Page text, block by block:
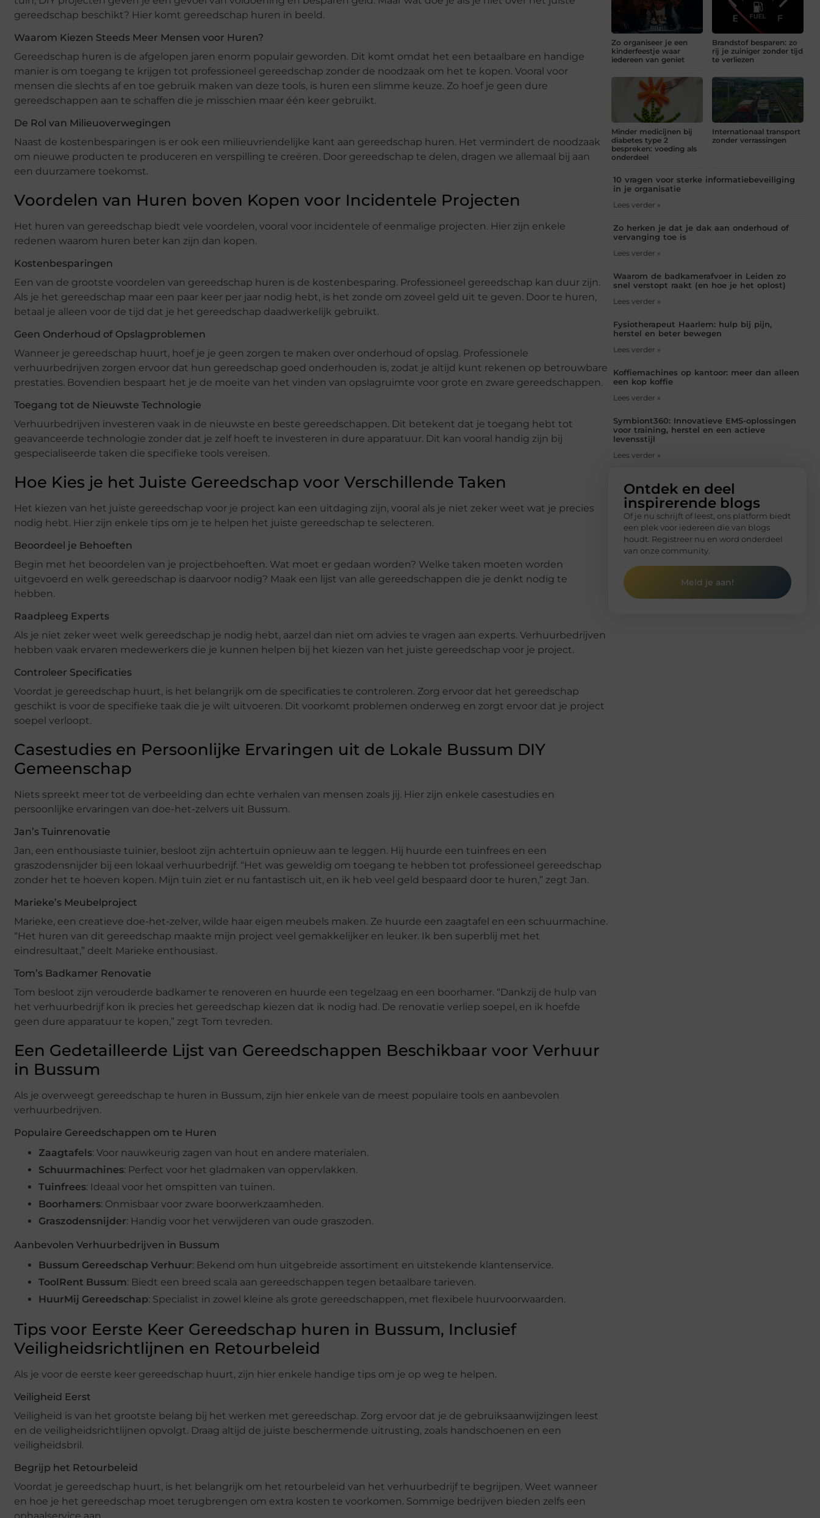
gereedschap beschikt? Hier komt gereedschap huren in beeld.
Waarom Kiezen Steeds Meer Mensen voor Huren?
Gereedschap huren is de afgelopen jaren enorm populair geworden. Dit komt omdat het een betaalbare en handige
manier is om toegang te krijgen tot professioneel gereedschap zonder de noodzaak om het te kopen. Vooral voor
mensen die slechts af en toe gebruik maken van deze tools, is huren een slimme keuze. Zo hoef je geen dure
gereedschappen aan te schaffen die je misschien maar één keer gebruikt.
De Rol van Milieuoverwegingen
Naast de kostenbesparingen is er ook een milieuvriendelijke kant aan gereedschap huren. Het vermindert de noodzaak
om nieuwe producten te produceren en verspilling te creëren. Door gereedschap te delen, dragen we allemaal bij aan
een duurzamere toekomst.
Voordelen van Huren boven Kopen voor Incidentele Projecten
Het huren van gereedschap biedt vele voordelen, vooral voor incidentele of eenmalige projecten. Hier zijn enkele
redenen waarom huren beter kan zijn dan kopen.
Kostenbesparingen
Een van de grootste voordelen van gereedschap huren is de kostenbesparing. Professioneel gereedschap kan duur zijn.
Als je het gereedschap maar een paar keer per jaar nodig hebt, is het zonde om zoveel geld uit te geven. Door te huren,
betaal je alleen voor de tijd dat je het gereedschap daadwerkelijk gebruikt.
Geen Onderhoud of Opslagproblemen
Wanneer je gereedschap huurt, hoef je je geen zorgen te maken over onderhoud of opslag. Professionele
verhuurbedrijven zorgen ervoor dat hun gereedschap goed onderhouden is, zodat je altijd kunt rekenen op betrouwbare
prestaties. Bovendien bespaart het je de moeite van het vinden van opslagruimte voor grote en zware gereedschappen.
Toegang tot de Nieuwste Technologie
Verhuurbedrijven investeren vaak in de nieuwste en beste gereedschappen. Dit betekent dat je toegang hebt tot
geavanceerde technologie zonder dat je zelf hoeft te investeren in dure apparatuur. Dit kan vooral handig zijn bij
gespecialiseerde taken die specifieke tools vereisen.
Hoe Kies je het Juiste Gereedschap voor Verschillende Taken
Het kiezen van het juiste gereedschap voor je project kan een uitdaging zijn, vooral als je niet zeker weet wat je precies
nodig hebt. Hier zijn enkele tips om je te helpen het juiste gereedschap te selecteren.
Beoordeel je Behoeften
Begin met het beoordelen van je projectbehoeften. Wat moet er gedaan worden? Welke taken moeten worden
uitgevoerd en welk gereedschap is daarvoor nodig? Maak een lijst van alle gereedschappen die je denkt nodig te
hebben.
Raadpleeg Experts
Als je niet zeker weet welk gereedschap je nodig hebt, aarzel dan niet om advies te vragen aan experts. Verhuurbedrijven
hebben vaak ervaren medewerkers die je kunnen helpen bij het kiezen van het juiste gereedschap voor je project.
Controleer Specificaties
Voordat je gereedschap huurt, is het belangrijk om de specificaties te controleren. Zorg ervoor dat het gereedschap
geschikt is voor de specifieke taak die je wilt uitvoeren. Dit voorkomt problemen onderweg en zorgt ervoor dat je project
soepel verloopt.
Casestudies en Persoonlijke Ervaringen uit de Lokale Bussum DIY
Gemeenschap
Niets spreekt meer tot de verbeelding dan echte verhalen van mensen zoals jij. Hier zijn enkele casestudies en
persoonlijke ervaringen van doe-het-zelvers uit Bussum.
Jan’s Tuinrenovatie
Jan, een enthousiaste tuinier, besloot zijn achtertuin opnieuw aan te leggen. Hij huurde een tuinfrees en een
graszodensnijder bij een lokaal verhuurbedrijf. “Het was geweldig om toegang te hebben tot professioneel gereedschap
zonder het te hoeven kopen. Mijn tuin ziet er nu fantastisch uit, en ik heb veel geld bespaard door te huren,” zegt Jan.
Marieke’s Meubelproject
Marieke, een creatieve doe-het-zelver, wilde haar eigen meubels maken. Ze huurde een zaagtafel en een schuurmachine.
“Het huren van dit gereedschap maakte mijn project veel gemakkelijker en leuker. Ik ben superblij met het
eindresultaat,” deelt Marieke enthousiast.
Tom’s Badkamer Renovatie
Tom besloot zijn verouderde badkamer te renoveren en huurde een tegelzaag en een boorhamer. “Dankzij de hulp van
het verhuurbedrijf kon ik precies het gereedschap kiezen dat ik nodig had. De renovatie verliep soepel, en ik hoefde
geen dure apparatuur te kopen,” zegt Tom tevreden.
Een Gedetailleerde Lijst van Gereedschappen Beschikbaar voor Verhuur
in Bussum
Als je overweegt gereedschap te huren in Bussum, zijn hier enkele van de meest populaire tools en aanbevolen
verhuurbedrijven.
Populaire Gereedschappen om te Huren
Zaagtafels: Voor nauwkeurig zagen van hout en andere materialen.
Schuurmachines: Perfect voor het gladmaken van oppervlakken.
Tuinfrees: Ideaal voor het omspitten van tuinen.
Boorhamers: Onmisbaar voor zware boorwerkzaamheden.
Graszodensnijder: Handig voor het verwijderen van oude graszoden.
Aanbevolen Verhuurbedrijven in Bussum
Bussum Gereedschap Verhuur: Bekend om hun uitgebreide assortiment en uitstekende klantenservice.
ToolRent Bussum: Biedt een breed scala aan gereedschappen tegen betaalbare tarieven.
HuurMij Gereedschap: Specialist in zowel kleine als grote gereedschappen, met flexibele huurvoorwaarden.
Tips voor Eerste Keer Gereedschap huren in Bussum, Inclusief
Veiligheidsrichtlijnen en Retourbeleid
Als je voor de eerste keer gereedschap huurt, zijn hier enkele handige tips om je op weg te helpen.
Veiligheid Eerst
Veiligheid is van het grootste belang bij het werken met gereedschap. Zorg ervoor dat je de gebruiksaanwijzingen leest
en de veiligheidsrichtlijnen opvolgt. Draag altijd de juiste beschermende uitrusting, zoals handschoenen en een
veiligheidsbril.
Begrijp het Retourbeleid
Voordat je gereedschap huurt, is het belangrijk om het retourbeleid van het verhuurbedrijf te begrijpen. Weet wanneer
en hoe je het gereedschap moet terugbrengen om extra kosten te voorkomen. Sommige bedrijven bieden zelfs een
ophaalservice aan.
Zo organiseer je een
kinderfeestje waar
iedereen van geniet
Brandstof besparen: zo
rij je zuiniger zonder tijd
te verliezen
Minder medicijnen bij
diabetes type 2
bespreken: voeding als
onderdeel
Internationaal transport
zonder verrassingen
10 vragen voor sterke informatiebeveiliging
in je organisatie
Lees verder »
Zo herken je dat je dak aan onderhoud of
vervanging toe is
Lees verder »
Waarom de badkamerafvoer in Leiden zo
snel verstopt raakt (en hoe je het oplost)
Lees verder »
Fysiotherapeut Haarlem: hulp bij pijn,
herstel en beter bewegen
Lees verder »
Koffiemachines op kantoor: meer dan alleen
een kop koffie
Lees verder »
Symbiont360: Innovatieve EMS-oplossingen
voor training, herstel en een actieve
levensstijl
Lees verder »
Ontdek en deel
inspirerende blogs
Of je nu schrijft of leest, ons platform biedt
een plek voor iedereen die van blogs
houdt. Registreer nu en word onderdeel
van onze community.
Meld je aan!